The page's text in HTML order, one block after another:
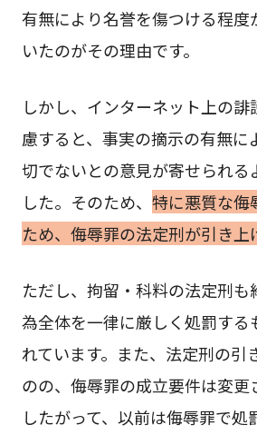
有無により名誉を傷つける程度
いたのがその理由です。
しかし、インターネット上の
慮すると、事実の摘示の有無に
切でないとの意見が寄せられる
した。そのため、 特に悪質な侮
ため、侮辱罪の法定刑が引き上
ただし、拘留・科料の法定刑も
為全体を一律に厳しく処罰する
れています。また、法定刑の引
のの、侮辱罪の成立要件は変更
したがって、以前は侮辱罪で処